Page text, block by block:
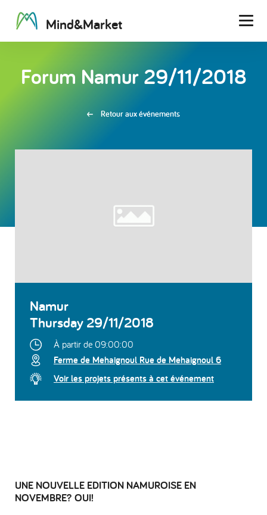
Mind&Market
Forum Namur 29/11/2018
Retour aux événements
Namur
Thursday 29/11/2018
À partir de 09:00:00
Ferme de Mehaignoul Rue de Mehaignoul 6
Voir les projets présents à cet événement
UNE NOUVELLE EDITION NAMUROISE EN
NOVEMBRE? OUI!